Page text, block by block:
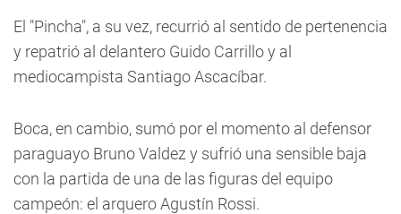
El "Pincha", a su vez, recurrió al sentido de pertenencia
y repatrió al delantero Guido Carrillo y al
mediocampista Santiago Ascacíbar.
Boca, en cambio, sumó por el momento al defensor
paraguayo Bruno Valdez y sufrió una sensible baja
con la partida de una de las figuras del equipo
campeón: el arquero Agustín Rossi.